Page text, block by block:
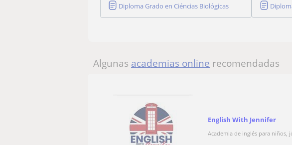
Diploma Grado en Ciéncias Biológicas
Algunas academias online recomendadas
English With Jennifer
Academia de inglés para niños,